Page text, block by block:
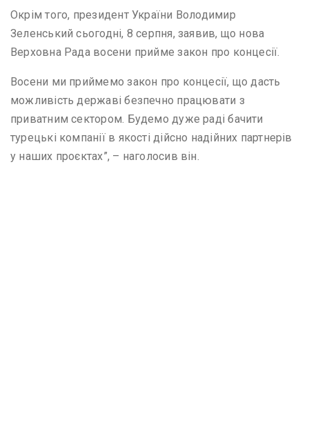
Окрім того, президент України Володимир
Зеленський сьогодні, 8 серпня, заявив, що нова
Верховна Рада восени прийме закон про концесії.
Восени ми приймемо закон про концесії, що дасть
можливість державі безпечно працювати з
приватним сектором. Будемо дуже раді бачити
турецькі компанії в якості дійсно надійних партнерів
у наших проєктах”, – наголосив він.